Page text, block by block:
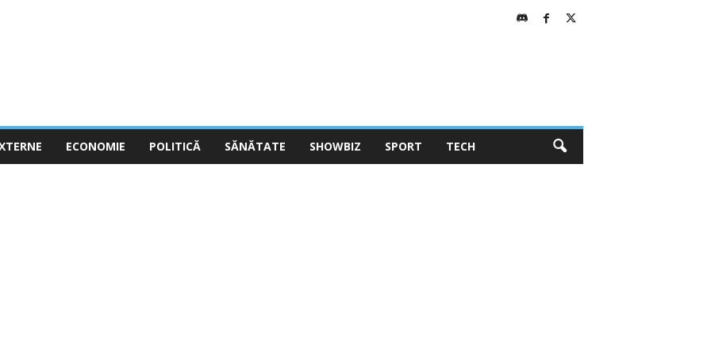
ECONOMIE POLITICĂ SĂNĂTATE SHOWBIZ SPORT TECH